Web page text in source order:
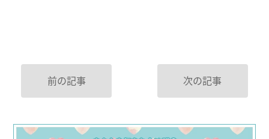
前の記事 次の記事